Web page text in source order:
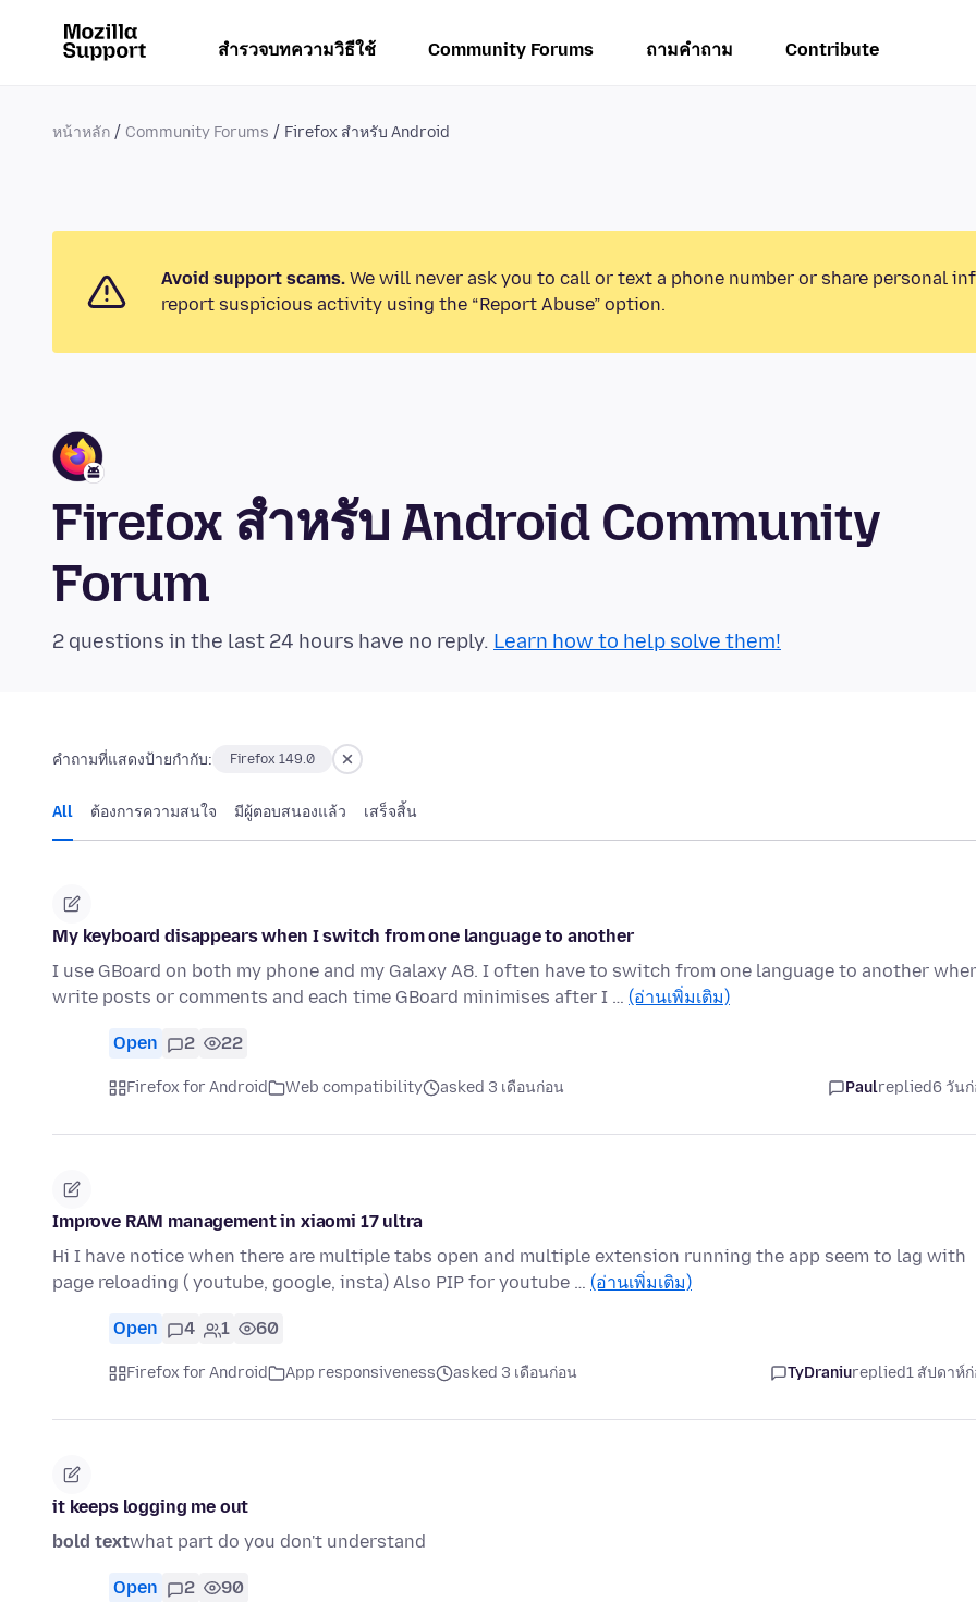
สำรวจบทความวิธีใช้ Community Forums ถามคำถาม Contribute
หน้าหลัก Community Forums Firefox สำหรับ Android
Avoid support scams. We will never ask you to call or text a phone number or share personal
report suspicious activity using the “Report Abuse” option.
Firefox สำหรับ Android Community
Forum
2 questions in the last 24 hours have no reply. Learn how to help solve them!
คำถามที่แสดงป้ายกำกับ: Firefox 149.0
All ต้องการความสนใจ มีผู้ตอบสนองแล้ว เสร็จสิ้น
My keyboard disappears when I switch from one language to another
I use GBoard on both my phone and my Galaxy A8. I often have to switch from one language to another
write posts or comments and each time GBoard minimises after I … (อ่านเพิ่มเติม)
Open 2 22
Firefox for Android Web compatibility asked 3 เดือนก่อน Paulreplied6 วัน
Improve RAM management in xiaomi 17 ultra
Hi I have notice when there are multiple tabs open and multiple extension running the app seem to lag with
page reloading ( youtube, google, insta) Also PIP for youtube … (อ่านเพิ่มเติม)
Open 4 1 60
Firefox for Android App responsiveness asked 3 เดือนก่อน TyDraniureplied1 สัปดาห์
it keeps logging me out
bold textwhat part do you don't understand
Open 2 90